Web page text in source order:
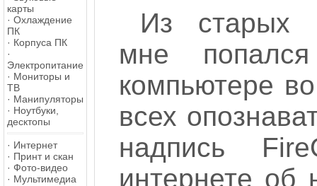
карты
· Охлаждение
ПК
· Корпуса ПК
·
Электропитание
· Мониторы и
ТВ
· Манипуляторы
· Ноутбуки,
десктопы
· Интернет
· Принт и скан
· Фото-видео
· Мультимедиа
Из старых
мне
компьютере
всех
надпись
интернете об